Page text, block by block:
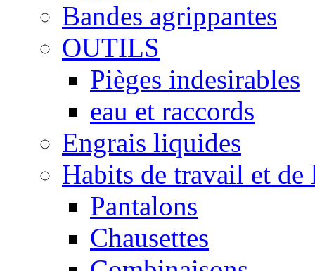
Bandes agrippantes
OUTILS
Pièges indesirables
eau et raccords
Engrais liquides
Habits de travail et
Pantalons
Chausettes